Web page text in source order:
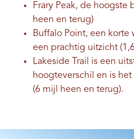
Frary Peak, de hoogste
heen en terug)
Buffalo Point, een
een prachtig uitzicht
Lakeside Trail is een
hoogteverschil en is
(6 mijl heen en terug).